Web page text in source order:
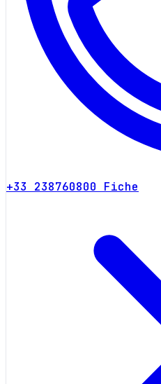
+33 238760800 Fiche